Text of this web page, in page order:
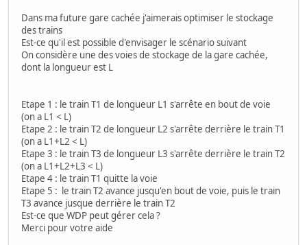
Dans ma future gare cachée j'aimerais optimiser le stockage
des trains
Est-ce qu'il est possible d'envisager le scénario suivant
On considère une des voies de stockage de la gare cachée,
dont la longueur est L
Etape 1 : le train T1 de longueur L1 s'arrête en bout de voie
(on a L1 < L)
Etape 2 : le train T2 de longueur L2 s'arrête derrière le train T1
(on a L1+L2 < L)
Etape 3 : le train T3 de longueur L3 s'arrête derrière le train T2
(on a L1+L2+L3 < L)
Etape 4 : le train T1 quitte la voie
Etape 5 : le train T2 avance jusqu'en bout de voie, puis le train
T3 avance jusque derrière le train T2
Est-ce que WDP peut gérer cela ?
Merci pour votre aide